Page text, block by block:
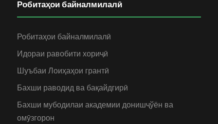
Робитаҳои байналмилалӣ
Робитаҳои байналмилалӣ
Идораи равобити хориҷӣ
Шуъбаи Лоиҳаҳои грантӣ
Бахши раводид ва бақайдгирӣ
Бахши мубодилаи академии донишҷўён ва
омӯзгорон